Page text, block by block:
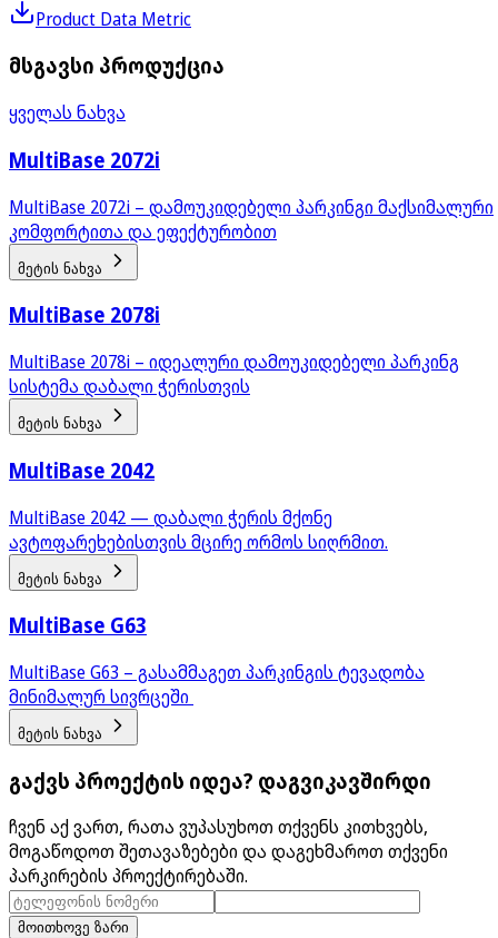
Product Data Metric
მსგავსი პროდუქცია
ყველას ნახვა
MultiBase 2072i
MultiBase 2072i – დამოუკიდებელი პარკინგი მაქსიმალური
კომფორტითა და ეფექტურობით
მეტის ნახვა
MultiBase 2078i
MultiBase 2078i – იდეალური დამოუკიდებელი პარკინგ
სისტემა დაბალი ჭერისთვის
მეტის ნახვა
MultiBase 2042
MultiBase 2042 — დაბალი ჭერის მქონე
ავტოფარეხებისთვის მცირე ორმოს სიღრმით.
მეტის ნახვა
MultiBase G63
MultiBase G63 – გასამმაგეთ პარკინგის ტევადობა
მინიმალურ სივრცეში
მეტის ნახვა
გაქვს პროექტის იდეა? დაგვიკავშირდი
ჩვენ აქ ვართ, რათა ვუპასუხოთ თქვენს კითხვებს,
მოგაწოდოთ შეთავაზებები და დაგეხმაროთ თქვენი
პარკირების პროექტირებაში.
მოითხოვე ზარი